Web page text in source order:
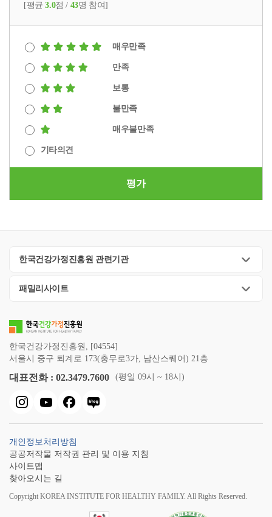
[평균3.0점 / 43명 참여]
매우만족
만족
보통
불만족
매우불만족
기타의견
평가
한국건강가정진흥원 관련기관
패밀리사이트
한국건강가정진흥원, [04554]
서울시 중구 퇴계로 173(충무로3가, 남산스퀘어) 21층
대표전화 : 02.3479.7600 (평일 09시 ~ 18시)
개인정보처리방침
공공저작물 저작권 관리 및 이용 지침
사이트맵
찾아오시는 길
Copyright KOREA INSTITUTE FOR HEALTHY FAMILY. All Rights Reserved.